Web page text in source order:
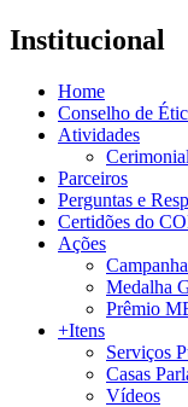
Institucional
Home
Conselho de
Atividades
Parceiros
Perguntas e
Certidões do
Ações
Medalha
Prêmio
+Itens
Serviços
Casas
Vídeos